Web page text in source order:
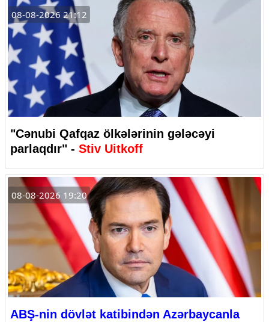
08-08-2026 21:12
"Cənubi Qafqaz ölkələrinin gələcəyi
parlaqdır" - Stiv Uitkoff
08-08-2026 19:20
ABŞ-nin dövlət katibindən Azərbaycanla